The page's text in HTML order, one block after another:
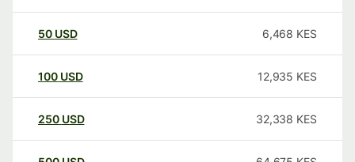
50 USD 6,468 KES
100 USD 12,935 KES
250 USD 32,338 KES